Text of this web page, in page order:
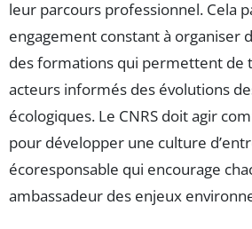
leur parcours professionnel. Cela
engagement constant à organiser
des formations qui permettent de
acteurs informés des évolutions
écologiques. Le CNRS doit agir
pour développer une culture
écoresponsable qui encourage
ambassadeur des enjeux